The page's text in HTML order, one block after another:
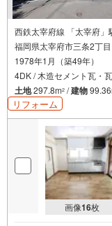
西鉄太宰府線 「太宰府」
福岡県太宰府市三条2丁目
1978年1月（築49年）
4DK / 木造セメント瓦・
土地297.8m2 /建物
リフォーム
画像16枚